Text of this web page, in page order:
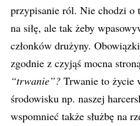
przypisanie ról. Nie chodzi o
na siłę, ale tak żeby
członków drużyny.
zgodnie z czyjąś mocna
“trwanie”? Trwanie to życie
środowisku np. naszej
wspomnieć także służbę na